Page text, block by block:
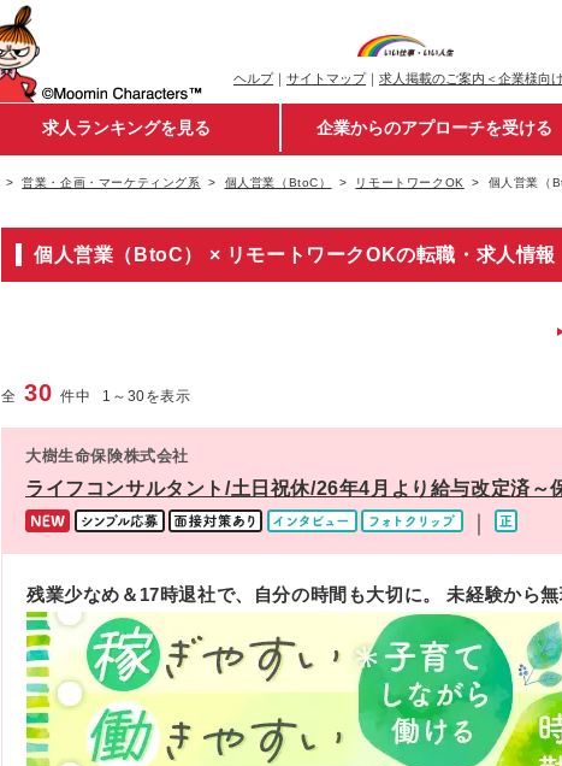
ヘルプ｜ サイトマップ｜ 求人掲載のご案内＜企業様向
求人ランキングを見る 企業からのアプローチを受ける
営業・企画・マーケティング系 個人営業（BtoC） リモートワークOK 個人営業（
個人営業（BtoC） × リモートワークOKの転職・求人情報
全30 件中 1 ～ 30を表示
大樹生命保険株式会社
ライフコンサルタント/土日祝休/26年4月より給与改定済～
残業少なめ＆17時退社で、自分の時間も大切に。 未経験から